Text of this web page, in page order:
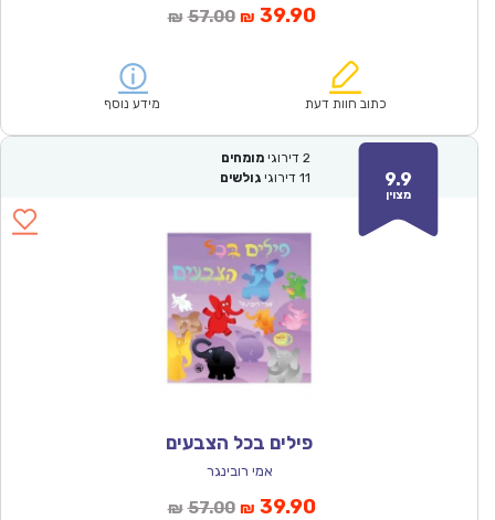
₪ 57.00המחיר
₪57.00.
₪ 39.90המחיר
הוא:
כתוב חוות דעת מידע נוסף
9.9
מצוין
2 דירוגי מומחים
11 דירוגי גולשים
פילים בכל הצבעים
אמי רובינגר
₪ 57.00המחיר
₪ 39.90המחיר